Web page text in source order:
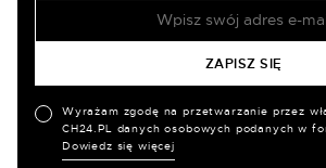
Wyrażam zgodę na przetwarzanie przez
CH24.PL danych osobowych podanych w
Dowiedz się więcej